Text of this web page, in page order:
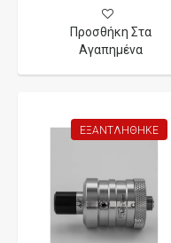
Προσθήκη Στα
Αγαπημένα
ΕΞΑΝΤΛΉΘΗΚΕ